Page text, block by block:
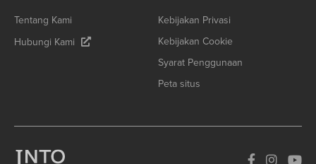
Tentang Kami
Hubungi Kami
Kebijakan Privasi
Kebijakan Cookie
Syarat Penggunaan
Peta situs